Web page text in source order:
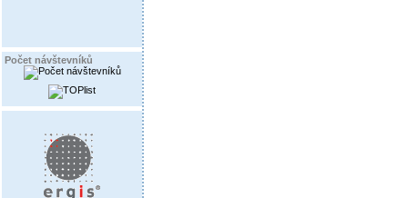
Počet návštevníků